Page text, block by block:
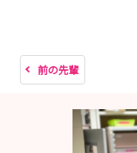
前の先輩